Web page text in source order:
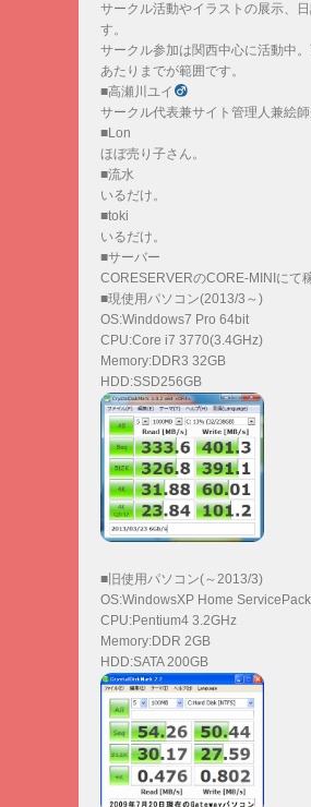
サークル活動やイラストの展示、
す。
サークル参加は関西中心に活動中
あたりまでが範囲です。
■高瀬川ユイ
サークル代表兼サイト管理人兼絵師
■Lon
ほぼ売り子さん。
■流水
いるだけ。
■toki
いるだけ。
■サーバー
CORESERVERのCORE-MINIにて
■現使用パソコン(2013/3～)
OS:Winddows7 Pro 64bit
CPU:Core i7 3770(3.4GHz)
Memory:DDR3 32GB
HDD:SSD256GB
■旧使用パソコン(～2013/3)
OS:WindowsXP Home
CPU:Pentium4 3.2GHz
Memory:DDR 2GB
HDD:SATA 200GB